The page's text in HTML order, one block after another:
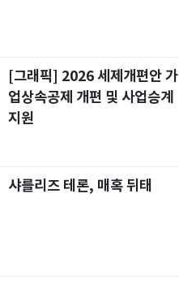
[그래픽] 2026 세제개편안 가
업상속공제 개편 및 사업승계
지원
샤를리즈 테론, 매혹 뒤태